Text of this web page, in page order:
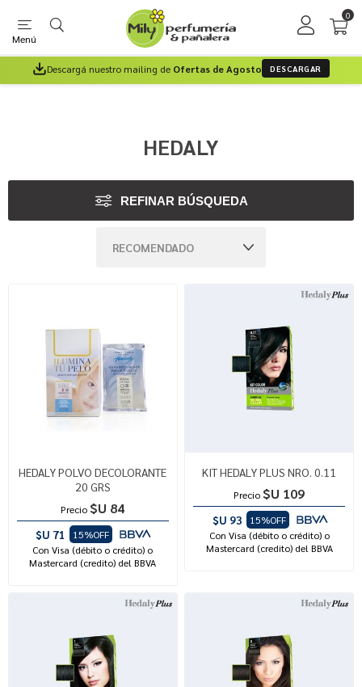
Menú
0
Descargá nuestro mailing de Ofertas de Agosto DESCARGAR
HEDALY
REFINAR BÚSQUEDA
HEDALY POLVO DECOLORANTE
20 GRS
Precio $U 84
$U 71
15%OFF
Con Visa (débito o crédito) o
Mastercard (credito) del BBVA
KIT HEDALY PLUS NRO. 0.11
Precio $U 109
$U 93
15%OFF
Con Visa (débito o crédito) o
Mastercard (credito) del BBVA